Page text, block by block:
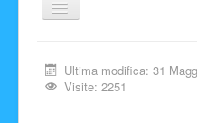
Cambia
Novita' ed Eventi
Ultima modifica: 31
Visite: 2251